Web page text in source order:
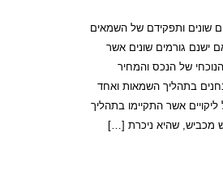
שונים ותפקידם של השמאים
ישנם גורמים שונים אשר
של הנכס והמחיר
בתהליך השמאות ואחד
אשר התקיימו בתהליך
מכביש, שהיא ניכרת […]